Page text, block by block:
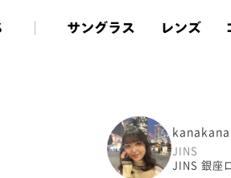
サングラス レンズ
kanakana
JINS
JINS 銀座